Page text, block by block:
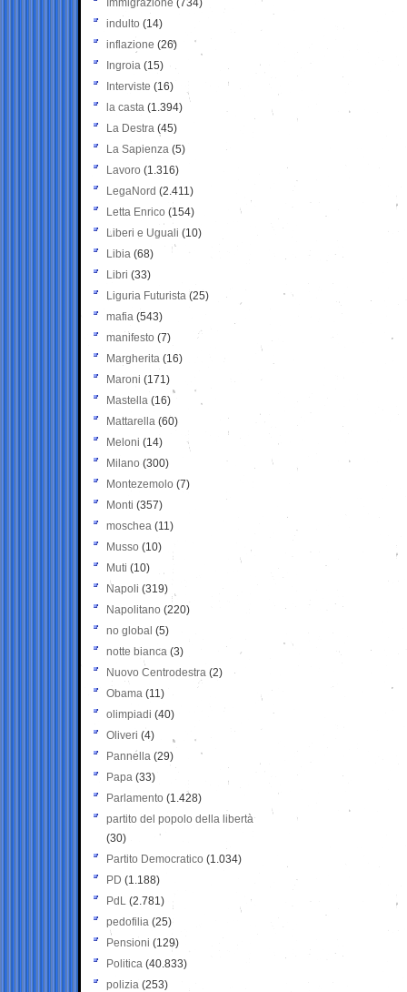
Immigrazione (734)
indulto (14)
inflazione (26)
Ingroia (15)
Interviste (16)
la casta (1.394)
La Destra (45)
La Sapienza (5)
Lavoro (1.316)
LegaNord (2.411)
Letta Enrico (154)
Liberi e Uguali (10)
Libia (68)
Libri (33)
Liguria Futurista (25)
mafia (543)
manifesto (7)
Margherita (16)
Maroni (171)
Mastella (16)
Mattarella (60)
Meloni (14)
Milano (300)
Montezemolo (7)
Monti (357)
moschea (11)
Musso (10)
Muti (10)
Napoli (319)
Napolitano (220)
no global (5)
notte bianca (3)
Nuovo Centrodestra (2)
Obama (11)
olimpiadi (40)
Oliveri (4)
Pannella (29)
Papa (33)
Parlamento (1.428)
partito del popolo della libertà
(30)
Partito Democratico (1.034)
PD (1.188)
PdL (2.781)
pedofilia (25)
Pensioni (129)
Politica (40.833)
polizia (253)